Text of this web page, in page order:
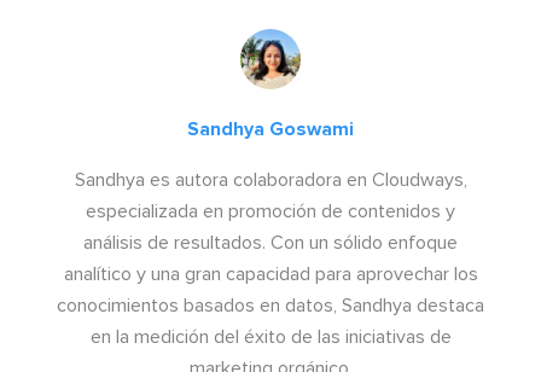
Sandhya Goswami
Sandhya es autora colaboradora en Cloudways,
especializada en promoción de contenidos y
análisis de resultados. Con un sólido enfoque
analítico y una gran capacidad para aprovechar los
conocimientos basados en datos, Sandhya destaca
en la medición del éxito de las iniciativas de